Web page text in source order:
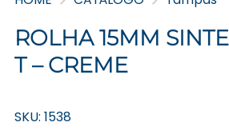
ROLHA 15MM
T – CREME
SKU: 1538